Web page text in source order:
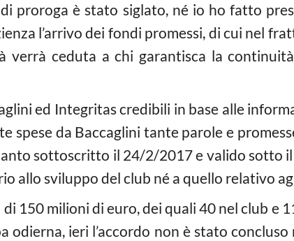
proroga è stato siglato, né io ho fatto
l’arrivo dei fondi promessi, di cui nel
verrà ceduta a chi garantisca la
ed Integritas credibili in base alle
spese da Baccaglini tante parole e
sottoscritto il 24/2/2017 e valido sotto
allo sviluppo del club né a quello relativo
150 milioni di euro, dei quali 40 nel club e
odierna, ieri l’accordo non è stato